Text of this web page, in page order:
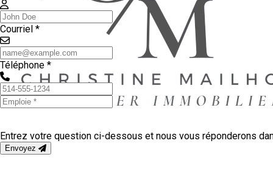
Courriel *
Téléphone *
Entrez votre question ci-dessous et nous vous réponderons
Envoyez